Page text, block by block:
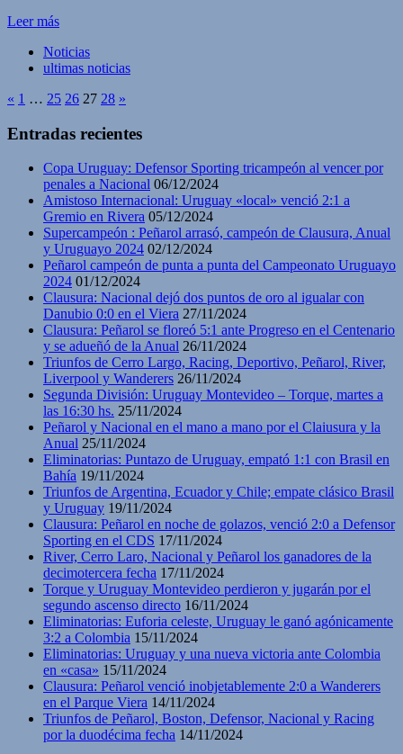
Leer más
Noticias
ultimas noticias
« 1 … 25 26 27 28 »
Entradas recientes
Copa Uruguay: Defensor Sporting tricampeón al vencer por
penales a Nacional 06/12/2024
Amistoso Internacional: Uruguay «local» venció 2:1 a
Gremio en Rivera 05/12/2024
Supercampeón : Peñarol arrasó, campeón de Clausura, Anual
y Uruguayo 2024 02/12/2024
Peñarol campeón de punta a punta del Campeonato Uruguayo
2024 01/12/2024
Clausura: Nacional dejó dos puntos de oro al igualar con
Danubio 0:0 en el Viera 27/11/2024
Clausura: Peñarol se floreó 5:1 ante Progreso en el Centenario
y se adueñó de la Anual 26/11/2024
Triunfos de Cerro Largo, Racing, Deportivo, Peñarol, River,
Liverpool y Wanderers 26/11/2024
Segunda División: Uruguay Montevideo – Torque, martes a
las 16:30 hs. 25/11/2024
Peñarol y Nacional en el mano a mano por el Claiusura y la
Anual 25/11/2024
Eliminatorias: Puntazo de Uruguay, empató 1:1 con Brasil en
Bahía 19/11/2024
Triunfos de Argentina, Ecuador y Chile; empate clásico Brasil
y Uruguay 19/11/2024
Clausura: Peñarol en noche de golazos, venció 2:0 a Defensor
Sporting en el CDS 17/11/2024
River, Cerro Laro, Nacional y Peñarol los ganadores de la
decimotercera fecha 17/11/2024
Torque y Uruguay Montevideo perdieron y jugarán por el
segundo ascenso directo 16/11/2024
Eliminatorias: Euforia celeste, Uruguay le ganó agónicamente
3:2 a Colombia 15/11/2024
Eliminatorias: Uruguay y una nueva victoria ante Colombia
en «casa» 15/11/2024
Clausura: Peñarol venció inobjetablemente 2:0 a Wanderers
en el Parque Viera 14/11/2024
Triunfos de Peñarol, Boston, Defensor, Nacional y Racing
por la duodécima fecha 14/11/2024